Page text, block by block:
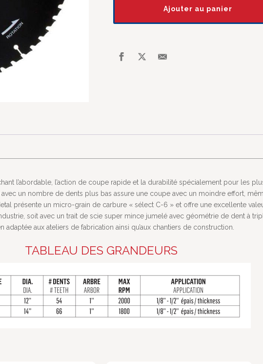
Ajouter au panier
l’abordable, l’action de coupe rapide et la durabilité spécialement pour les
un nombre de dents plus bas assure une coupe avec un moindre effort,
Metal présente un micro-grain de carbure « sélect C-6 » et offre une excellente
soit avec un trait de scie super mince jumelé avec géométrie de dent à
aux ateliers de fabrication ainsi qu’aux chantiers de construction.
TABLEAU DES GRANDEURS